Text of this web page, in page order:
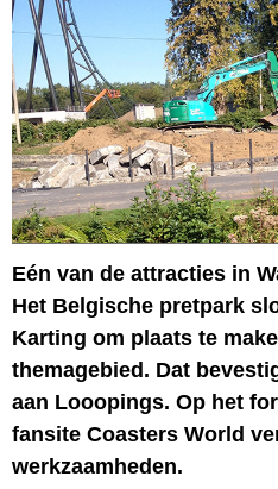
Eén van de attracties in
Het Belgische pretpark
Karting om plaats te
themagebied. Dat
aan Looopings. Op het
fansite Coasters World
werkzaamheden.